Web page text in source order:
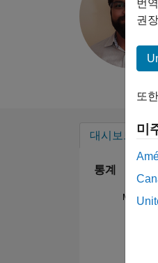
대시보드
통계
번
권
또
미